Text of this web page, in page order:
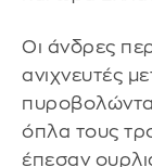
Οι άνδρες
ανιχνευτές
όπλα τους
έπεσαν